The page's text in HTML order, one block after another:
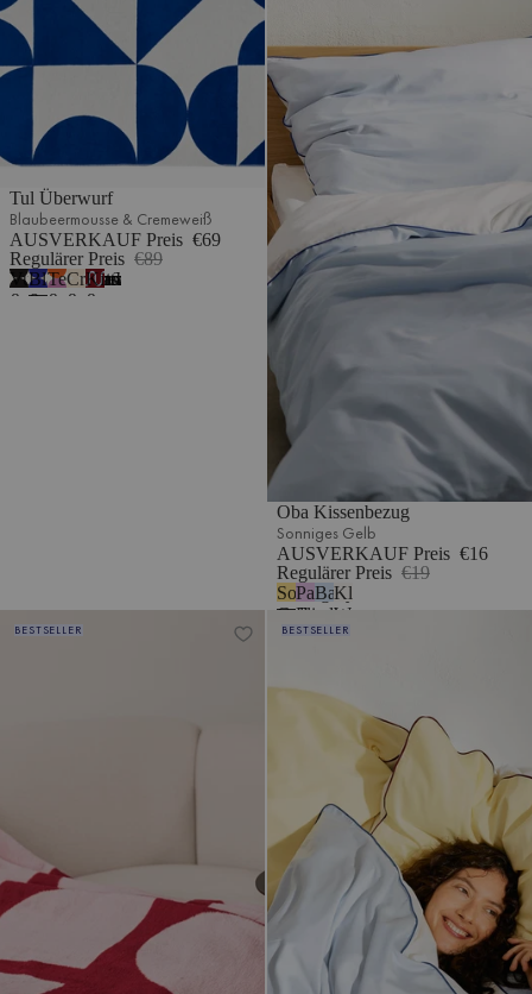
Tul Überwurf
Blaubeermousse & Cremeweiß
AUSVERKAUF Preis €69
Regulärer Preis €89
Vulkanschwarz
&
Blaubeermousse
&
Terrakotta
&
Cremebeige
&
Kirschsaft
&
7
Oba Kissenbezug
Sonniges Gelb
AUSVERKAUF Preis €16
Regulärer Preis €19
Sonniges
Gelb
Pastell-
Flieder
Babyblau
Klassisches
Weiß
BESTSELLER BESTSELLER